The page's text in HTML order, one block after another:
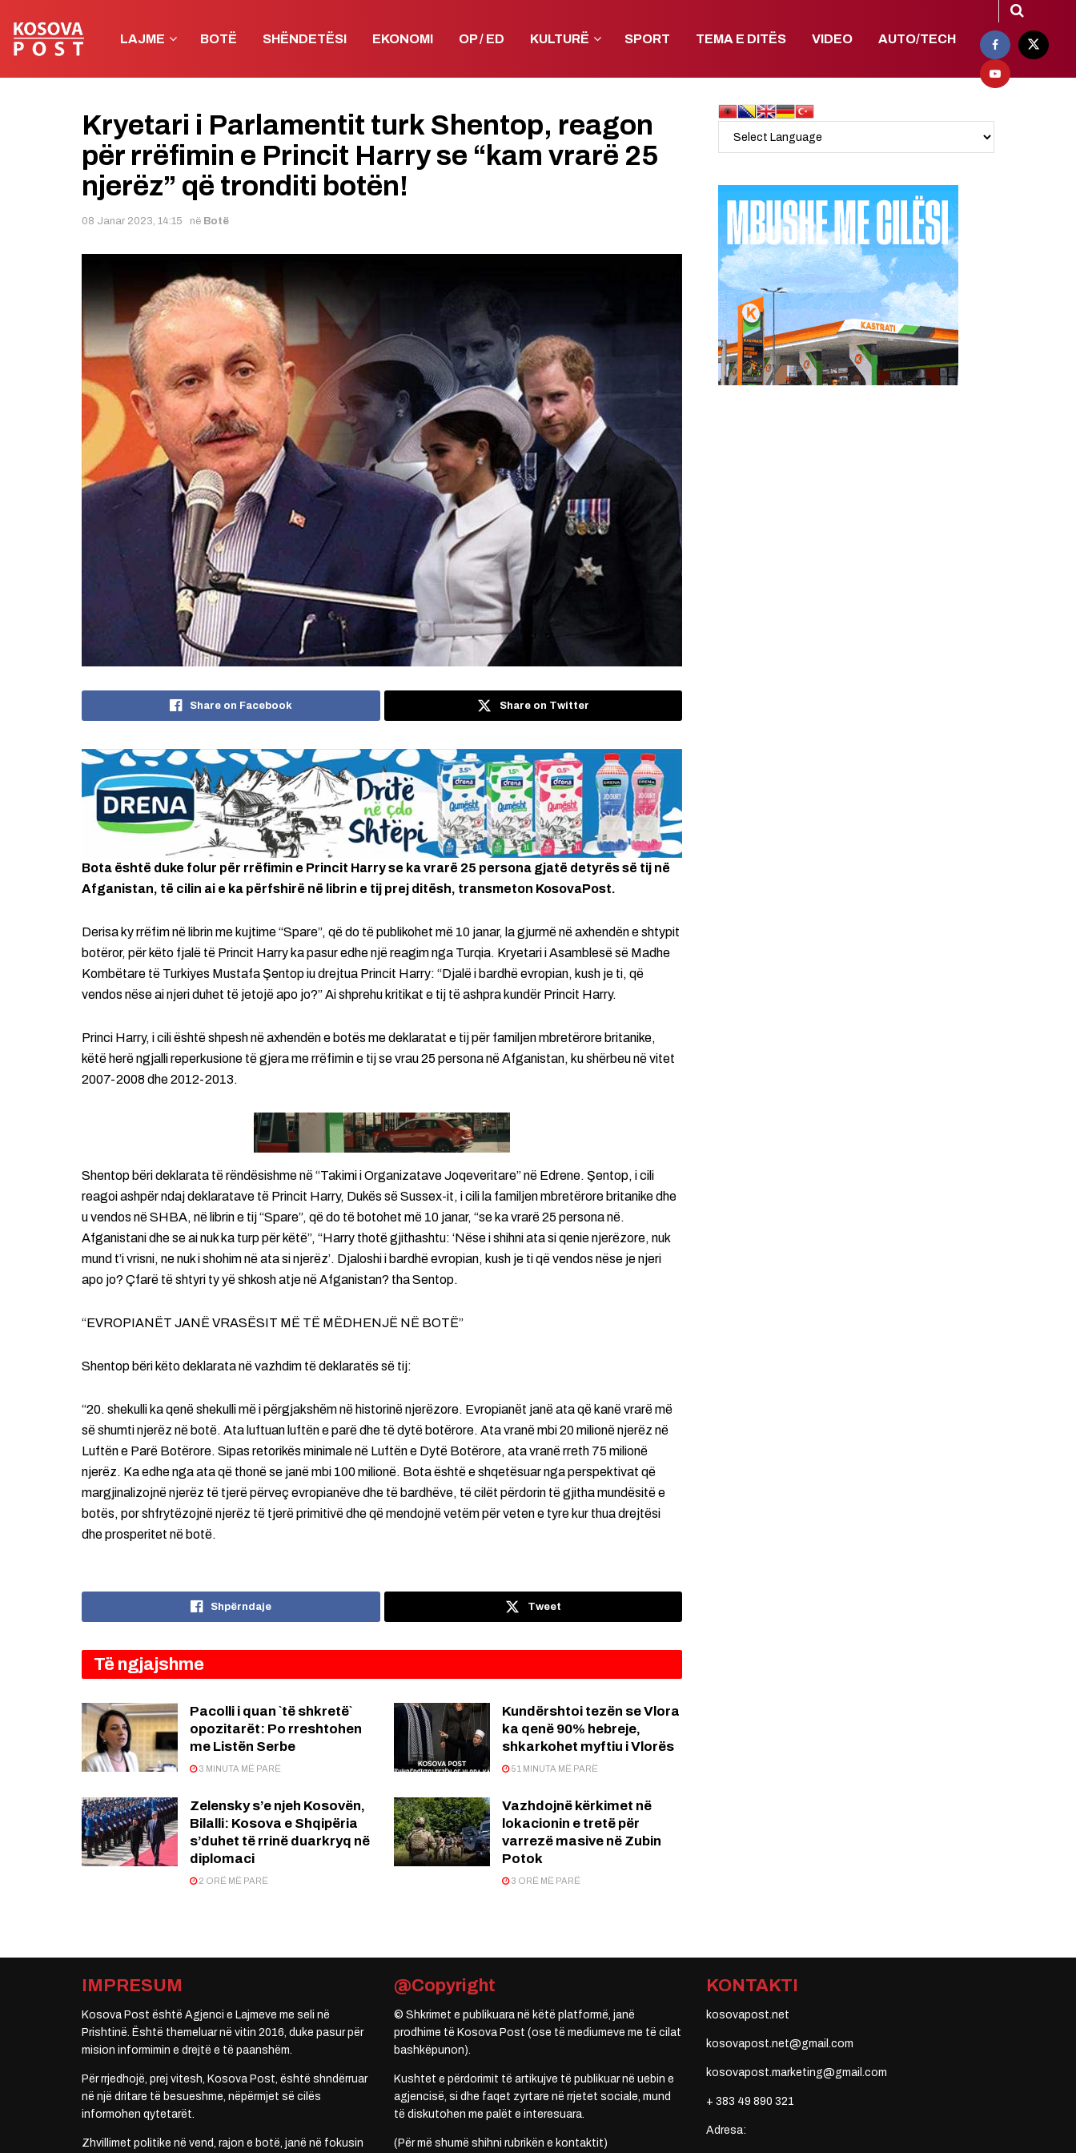
LAJME BOTË SHËNDETËSI EKONOMI OP / ED KULTURË SPORT TEMA E DITËS VIDEO AUTO/TECH
Kryetari i Parlamentit turk Shentop, reagon
për rrëfimin e Princit Harry se “kam vrarë 25
njerëz” që tronditi botën!
08 Janar 2023, 14:15 në Botë
Share on Facebook Share on Twitter
Bota është duke folur për rrëfimin e Princit Harry se ka vrarë 25 persona gjatë detyrës së tij në
Afganistan, të cilin ai e ka përfshirë në librin e tij prej ditësh, transmeton KosovaPost.
Derisa ky rrëfim në librin me kujtime “Spare”, që do të publikohet më 10 janar, la gjurmë në axhendën e shtypit
botëror, për këto fjalë të Princit Harry ka pasur edhe një reagim nga Turqia. Kryetari i Asamblesë së Madhe
Kombëtare të Turkiyes Mustafa Şentop iu drejtua Princit Harry: “Djalë i bardhë evropian, kush je ti, që
vendos nëse ai njeri duhet të jetojë apo jo?” Ai shprehu kritikat e tij të ashpra kundër Princit Harry.
Princi Harry, i cili është shpesh në axhendën e botës me deklaratat e tij për familjen mbretërore britanike,
këtë herë ngjalli reperkusione të gjera me rrëfimin e tij se vrau 25 persona në Afganistan, ku shërbeu në vitet
2007-2008 dhe 2012-2013.
Shentop bëri deklarata të rëndësishme në “Takimi i Organizatave Joqeveritare” në Edrene. Şentop, i cili
reagoi ashpër ndaj deklaratave të Princit Harry, Dukës së Sussex-it, i cili la familjen mbretërore britanike dhe
u vendos në SHBA, në librin e tij “Spare”, që do të botohet më 10 janar, “se ka vrarë 25 persona në.
Afganistani dhe se ai nuk ka turp për këtë”, “Harry thotë gjithashtu: ‘Nëse i shihni ata si qenie njerëzore, nuk
mund t’i vrisni, ne nuk i shohim në ata si njerëz’. Djaloshi i bardhë evropian, kush je ti që vendos nëse je njeri
apo jo? Çfarë të shtyri ty yë shkosh atje në Afganistan? tha Sentop.
“EVROPIANËT JANË VRASËSIT MË TË MËDHENJË NË BOTË”
Shentop bëri këto deklarata në vazhdim të deklaratës së tij:
“20. shekulli ka qenë shekulli më i përgjakshëm në historinë njerëzore. Evropianët janë ata që kanë vrarë më
së shumti njerëz në botë. Ata luftuan luftën e parë dhe të dytë botërore. Ata vranë mbi 20 milionë njerëz në
Luftën e Parë Botërore. Sipas retorikës minimale në Luftën e Dytë Botërore, ata vranë rreth 75 milionë
njerëz. Ka edhe nga ata që thonë se janë mbi 100 milionë. Bota është e shqetësuar nga perspektivat që
margjinalizojnë njerëz të tjerë përveç evropianëve dhe të bardhëve, të cilët përdorin të gjitha mundësitë e
botës, por shfrytëzojnë njerëz të tjerë primitivë dhe që mendojnë vetëm për veten e tyre kur thua drejtësi
dhe prosperitet në botë.
Shpërndaje Tweet
Të ngjajshme
Pacolli i quan `të shkretë`
opozitarët: Po rreshtohen
me Listën Serbe
3 MINUTA MË PARË
Kundërshtoi tezën se Vlora
ka qenë 90% hebreje,
shkarkohet myftiu i Vlorës
51 MINUTA MË PARË
Zelensky s’e njeh Kosovën,
Bilalli: Kosova e Shqipëria
s’duhet të rrinë duarkryq në
diplomaci
2 ORË MË PARË
Vazhdojnë kërkimet në
lokacionin e tretë për
varrezë masive në Zubin
Potok
3 ORË MË PARË
IMPRESUM
Kosova Post është Agjenci e Lajmeve me seli në
Prishtinë. Është themeluar në vitin 2016, duke pasur për
mision informimin e drejtë e të paanshëm.
Për rrjedhojë, prej vitesh, Kosova Post, është shndërruar
në një dritare të besueshme, nëpërmjet së cilës
informohen qytetarët.
Zhvillimet politike në vend, rajon e botë, janë në fokusin
@Copyright
© Shkrimet e publikuara në këtë platformë, janë
prodhime të Kosova Post (ose të mediumeve me të cilat
bashkëpunon).
Kushtet e përdorimit të artikujve të publikuar në uebin e
agjencisë, si dhe faqet zyrtare në rrjetet sociale, mund
të diskutohen me palët e interesuara.
(Për më shumë shihni rubrikën e kontaktit)
KONTAKTI
kosovapost.net
kosovapost.net@gmail.com
kosovapost.marketing@gmail.com
+ 383 49 890 321
Adresa: